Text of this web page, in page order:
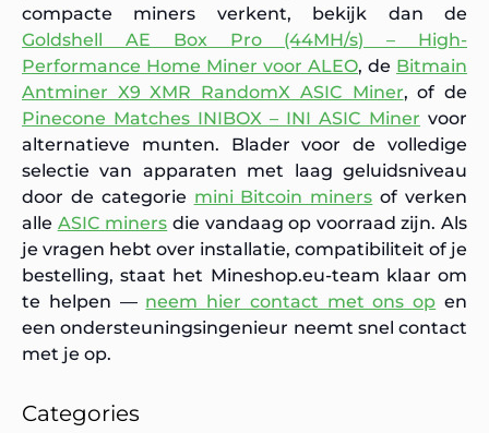
compacte miners verkent, bekijk dan de
Goldshell AE Box Pro (44MH/s) – High-
Performance Home Miner voor ALEO, de Bitmain
Antminer X9 XMR RandomX ASIC Miner, of de
Pinecone Matches INIBOX – INI ASIC Miner voor
alternatieve munten. Blader voor de volledige
selectie van apparaten met laag geluidsniveau
door de categorie mini Bitcoin miners of verken
alle ASIC miners die vandaag op voorraad zijn. Als
je vragen hebt over installatie, compatibiliteit of je
bestelling, staat het Mineshop.eu-team klaar om
te helpen — neem hier contact met ons op en
een ondersteuningsingenieur neemt snel contact
met je op.
Categories